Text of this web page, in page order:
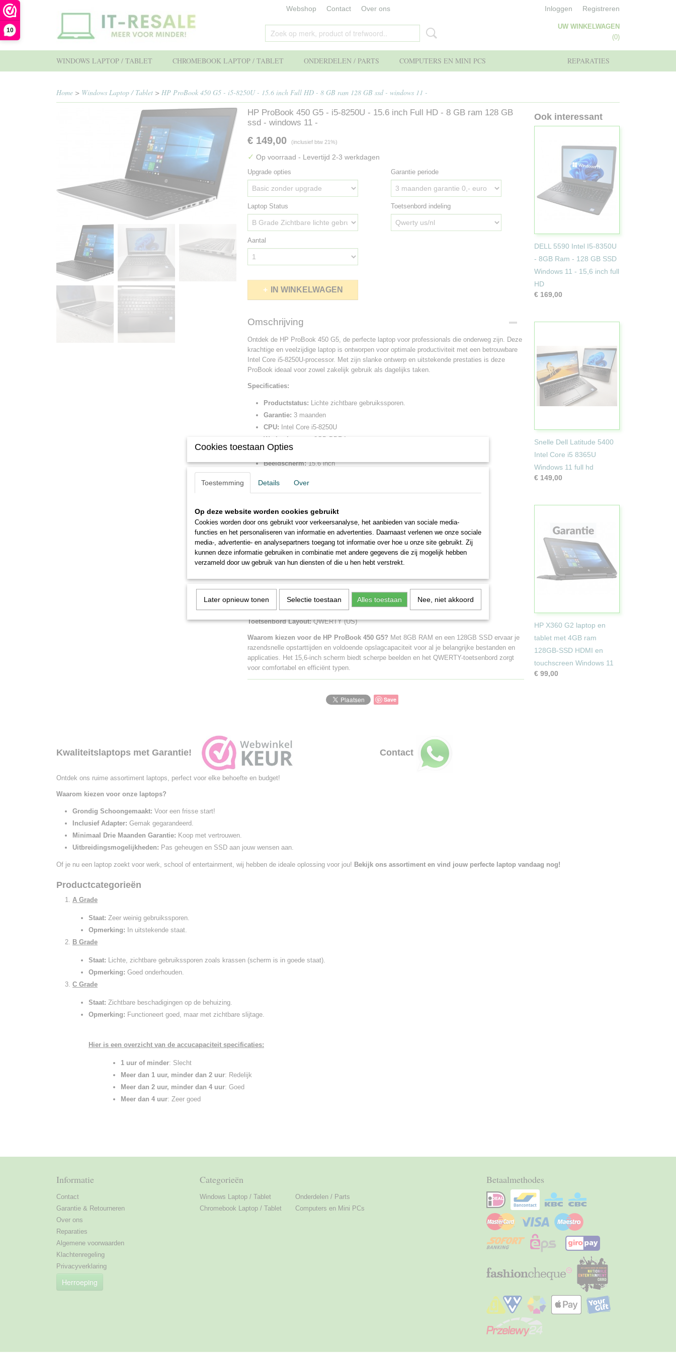
10
Webshop Contact Over ons Inloggen Registreren
UW WINKELWAGEN
(0)
REPARATIES
WINDOWS LAPTOP / TABLET CHROMEBOOK LAPTOP / TABLET ONDERDELEN / PARTS COMPUTERS EN MINI PCS
Home > Windows Laptop / Tablet > HP ProBook 450 G5 - i5-8250U - 15.6 inch Full HD - 8 GB ram 128 GB ssd - windows 11 -
HP ProBook 450 G5 - i5-8250U - 15.6 inch Full HD - 8 GB ram 128 GB
ssd - windows 11 -
€ 149,00 (inclusief btw 21%)
✓ Op voorraad - Levertijd 2-3 werkdagen
Upgrade opties Garantie periode
Laptop Status Toetsenbord indeling
Aantal
IN WINKELWAGEN
Omschrijving
Ontdek de HP ProBook 450 G5, de perfecte laptop voor professionals die onderweg zijn. Deze
krachtige en veelzijdige laptop is ontworpen voor optimale productiviteit met een betrouwbare
Intel Core i5-8250U-processor. Met zijn slanke ontwerp en uitstekende prestaties is deze
ProBook ideaal voor zowel zakelijk gebruik als dagelijks taken.
Specificaties:
Productstatus: Lichte zichtbare gebruikssporen.
Garantie: 3 maanden
CPU: Intel Core i5-8250U
Werkgeheugen:
8GB DDR4
Dataopslag:
Beeldscherm:15.6 inch
Grafische kaart:
1x USB 2.0
2x USB 3.2 (Gen1, 5Gb/s)
1x USB 3.2 (Gen1, 5Gb/s) type-C
VGA (D-Sub)
Toetsenbord Layout:QWERTY (US)
Waarom kiezen voor de HP ProBook 450 G5? Met 8GB RAM en een 128GB SSD ervaar je
razendsnelle opstarttijden en voldoende opslagcapaciteit voor al je belangrijke bestanden en
applicaties. Het 15,6-inch scherm biedt scherpe beelden en het QWERTY-toetsenbord zorgt
voor comfortabel en efficiënt typen.
Save
Ook interessant
DELL 5590 Intel I5-8350U
- 8GB Ram - 128 GB SSD
Windows 11 - 15,6 inch full
HD
€ 169,00
Snelle Dell Latitude 5400
Intel Core i5 8365U
Windows 11 full hd
€ 149,00
HP X360 G2 laptop en
tablet met 4GB ram
128GB-SSD HDMI en
touchscreen Windows 11
€ 99,00
Kwaliteitslaptops met Garantie! Contact
Ontdek ons ruime assortiment laptops, perfect voor elke behoefte en budget!
Waarom kiezen voor onze laptops?
Grondig Schoongemaakt: Voor een frisse start!
Inclusief Adapter: Gemak gegarandeerd.
Minimaal Drie Maanden Garantie: Koop met vertrouwen.
Uitbreidingsmogelijkheden: Pas geheugen en SSD aan jouw wensen aan.
Of je nu een laptop zoekt voor werk, school of entertainment, wij hebben de ideale oplossing voor jou! Bekijk ons assortiment en vind jouw perfecte laptop vandaag nog!
Productcategorieën
A Grade
Staat: Zeer weinig gebruikssporen.
Opmerking: In uitstekende staat.
B Grade
Staat: Lichte, zichtbare gebruikssporen zoals krassen (scherm is in goede staat).
Opmerking: Goed onderhouden.
C Grade
Staat: Zichtbare beschadigingen op de behuizing.
Opmerking: Functioneert goed, maar met zichtbare slijtage.
Hier is een overzicht van de accucapaciteit specificaties:
1 uur of minder: Slecht
Meer dan 1 uur, minder dan 2 uur: Redelijk
Meer dan 2 uur, minder dan 4 uur: Goed
Meer dan 4 uur: Zeer goed
Informatie
Contact
Garantie & Retourneren
Over ons
Reparaties
Algemene voorwaarden
Klachtenregeling
Privacyverklaring
Herroeping
Categorieën
Windows Laptop / Tablet
Chromebook Laptop / Tablet
Onderdelen / Parts
Computers en Mini PCs
Betaalmethodes
Cookies toestaan Opties
Toestemming Details Over
Op deze website worden cookies gebruikt
Cookies worden door ons gebruikt voor verkeersanalyse, het aanbieden van sociale media-
functies en het personaliseren van informatie en advertenties. Daarnaast verlenen we onze sociale
media-, advertentie- en analysepartners toegang tot informatie over hoe u onze site gebruikt. Zij
kunnen deze informatie gebruiken in combinatie met andere gegevens die zij mogelijk hebben
verzameld door uw gebruik van hun diensten of die u hen hebt verstrekt.
Later opnieuw tonen Selectie toestaan Alles toestaan Nee, niet akkoord